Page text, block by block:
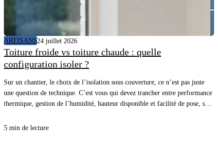
ARTISANS24 juillet 2026
Toiture froide vs toiture chaude : quelle
configuration isoler ?
Sur un chantier, le choix de l’isolation sous couverture, ce n’est pas juste
une question de technique. C’est vous qui devez trancher entre performance
thermique, gestion de l’humidité, hauteur disponible et facilité de pose, sans
d’été comme d’hiver, et vous évitez les désordres qui coûtent cher au retour.
5 min de lecture